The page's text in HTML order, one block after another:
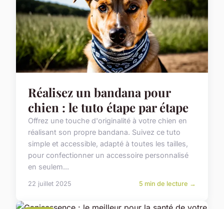
Réalisez un bandana pour
chien : le tuto étape par étape
Offrez une touche d'originalité à votre chien en
réalisant son propre bandana. Suivez ce tuto
simple et accessible, adapté à toutes les tailles,
pour confectionner un accessoire personnalisé
en seulem...
22 juillet 2025 5 min de lecture →